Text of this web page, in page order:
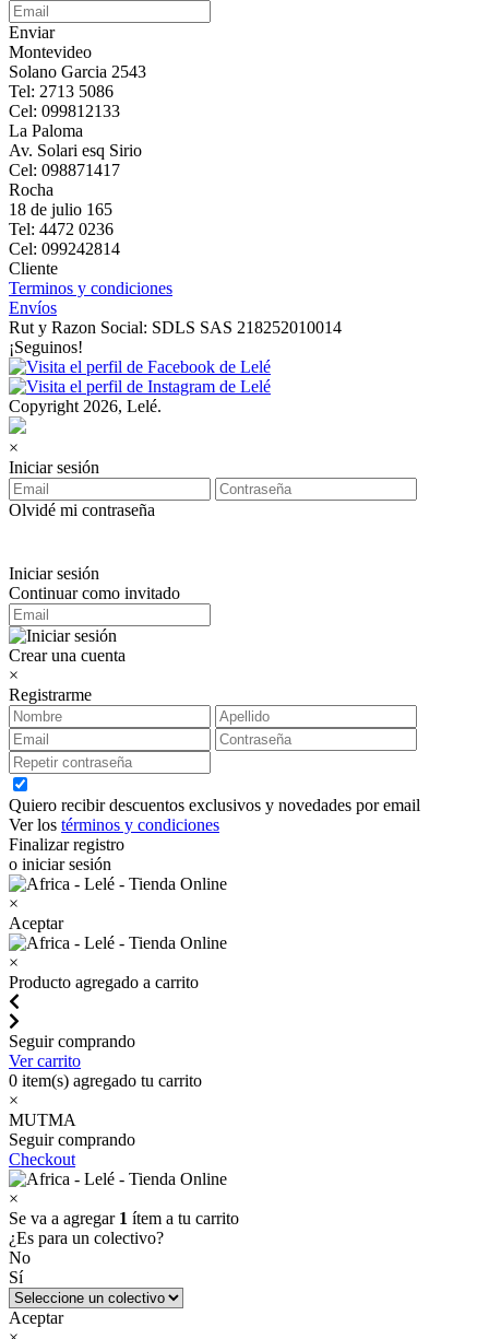
Enviar
Montevideo
Solano Garcia 2543
Tel: 2713 5086
Cel: 099812133
La Paloma
Av. Solari esq Sirio
Cel: 098871417
Rocha
18 de julio 165
Tel: 4472 0236
Cel: 099242814
Cliente
Terminos y condiciones
Envíos
Rut y Razon Social: SDLS SAS 218252010014
¡Seguinos!
Copyright 2026, Lelé.
×
Iniciar sesión
Olvidé mi contraseña
Iniciar sesión
Continuar como invitado
Crear una cuenta
×
Registrarme
Quiero recibir descuentos exclusivos y novedades por email
Ver los términos y condiciones
Finalizar registro
o iniciar sesión
×
Aceptar
×
Producto agregado a carrito
Seguir comprando
Ver carrito
0 item(s) agregado tu carrito
×
MUTMA
Seguir comprando
Checkout
×
Se va a agregar 1 ítem a tu carrito
¿Es para un colectivo?
No
Sí
Aceptar